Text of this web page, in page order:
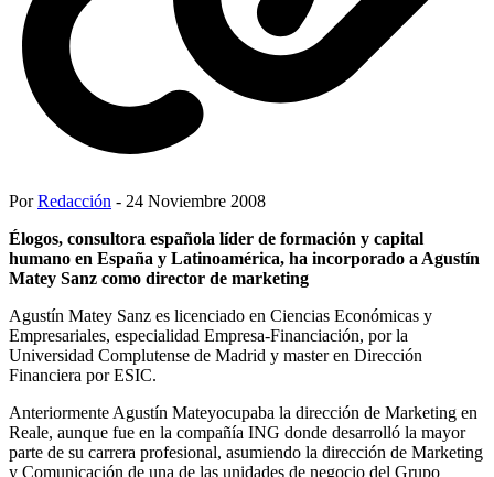
PorRedacción - 24 Noviembre 2008
Élogos, consultora española líder de formación y capital
humano en España y Latinoamérica, ha incorporado a Agustín
Matey Sanz como director de marketing
Agustín Matey Sanz es licenciado en Ciencias Económicas y
Empresariales, especialidad Empresa-Financiación, por la
Universidad Complutense de Madrid y master en Dirección
Financiera por ESIC.
Anteriormente Agustín Mateyocupaba la dirección de Marketing en
Reale, aunque fue en la compañía ING donde desarrolló la mayor
parte de su carrera profesional, asumiendo la dirección de Marketing
y Comunicación de una de las unidades de negocio del Grupo